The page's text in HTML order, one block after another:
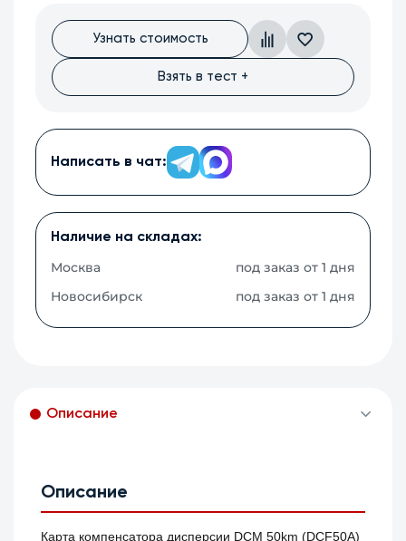
Узнать стоимость
Взять в тест +
Написать в чат:
Наличие на складах:
Москва
под заказ от 1 дня
Новосибирск
под заказ от 1 дня
Описание
Описание
Карта компенсатора дисперсии DCM 50km (DCF50A)